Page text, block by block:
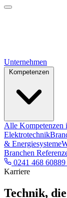
Unternehmen
Alle Kompetenzen
Elektrotechnik
& Energiesysteme
Branchen
0241 468 60889
Karriere
Technik,